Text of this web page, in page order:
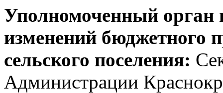
Уполномоченный орган
изменений бюджетного
сельского поселения:
Администрации